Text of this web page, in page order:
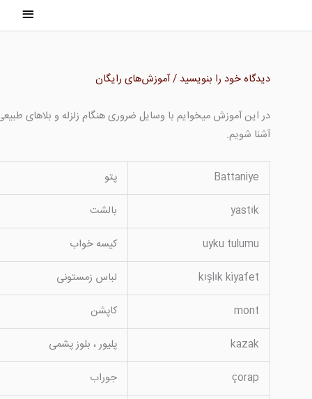
به
اصلی
دیدگاه‌ خود را بنویسید /آموزش‌های رایگان
در این آموزش میخوایم با وسایل ضروری هنگام زلزله و بلاهای
آشنا شویم.
Battaniye
پتو
yastık
بالشت
uyku tulumu
کیسه خواب
kışlık kiyafet
لباس زمستونی
mont
کاپشن
kazak
پلیور ، بلوز پشمی
çorap
جوراب